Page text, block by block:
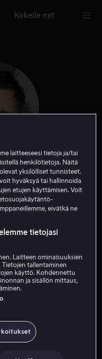
Kokeile nyt
Ohjaaja
laitteeseesi tietoja ja/tai
henkilötietoja. Näitä
yksilölliset tunnisteet.
hyväksyä tai hallinnoida
etujen käyttämisen. Voit
eivätkä ne
tietojasi
Laitteen ominaisuuksien
tallentaminen
käyttö. Kohdennettu
ja sisällön mittaus,